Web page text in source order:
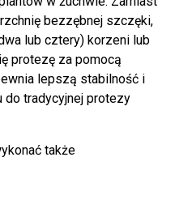
bezzębnej szczęki,
lub cztery) korzeni lub
protezę za pomocą
lepszą stabilność i
do tradycyjnej protezy
także